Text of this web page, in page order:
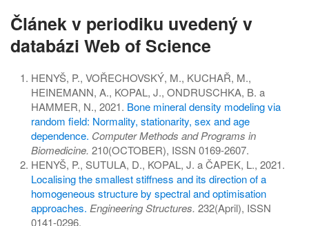
Článek v periodiku uvedený v
databázi Web of Science
HENYŠ, P., VOŘECHOVSKÝ, M., KUCHAŘ, M.,
HEINEMANN, A., KOPAL, J., ONDRUSCHKA, B. a
HAMMER, N., 2021. Bone mineral density modeling via
random field: Normality, stationarity, sex and age
dependence. Computer Methods and Programs in
Biomedicine. 210(OCTOBER), ISSN 0169-2607.
HENYŠ, P., SUTULA, D., KOPAL, J. a ČAPEK, L., 2021.
Localising the smallest stiffness and its direction of a
homogeneous structure by spectral and optimisation
approaches. Engineering Structures. 232(April), ISSN
0141-0296.